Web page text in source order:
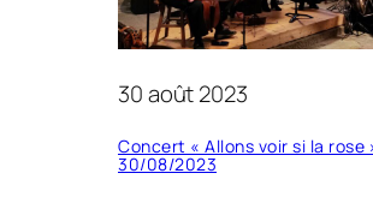
30 août 2023
Concert « Allons voir si la rose
30/08/2023